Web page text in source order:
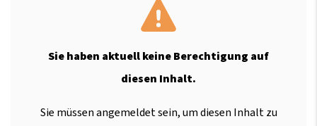
Sie haben aktuell keine Berechtigung auf
diesen Inhalt.
Sie müssen angemeldet sein, um diesen Inhalt zu